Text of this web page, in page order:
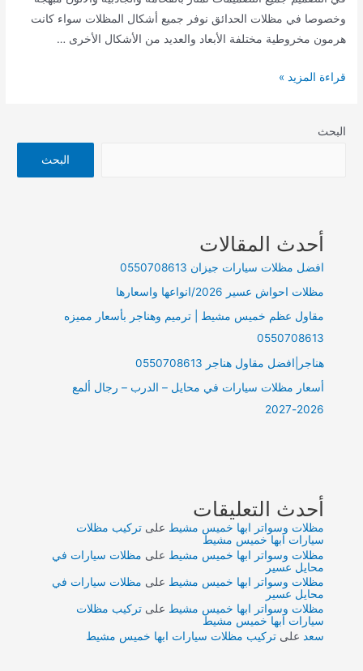
وخصوصا في مظلات الحدائق نوفر جميع أشكال المظلات سواء كانت
هرمون مخروطية مختلفة الأبعاد والعديد من الأشكال الأخرى …
مظلات
قراءة المزيد »
البحث
البحث
أحدث المقالات
افضل مظلات سيارات جيزان 0550708613
مظلات احواش عسير 2026/انواعها واسعارها
مقاول عظم خميس مشيط | ترميم وهناجر بأسعار مميزه
0550708613
هناجر|افضل مقاول هناجر 0550708613
أسعار مظلات سيارات في محايل – الدرب – رجال ألمع
2026-2027
أحدث التعليقات
مظلات وسواتر ابها خميس مشيط علىتركيب مظلات
سيارات ابها خميس مشيط
مظلات وسواتر ابها خميس مشيط على مظلات سيارات في
محايل عسير
مظلات وسواتر ابها خميس مشيط على مظلات سيارات في
محايل عسير
مظلات وسواتر ابها خميس مشيط علىتركيب مظلات
سيارات ابها خميس مشيط
سعد علىتركيب مظلات سيارات ابها خميس مشيط